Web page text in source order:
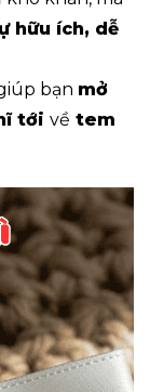
hữu ích, dễ
bạn mở
tới về tem